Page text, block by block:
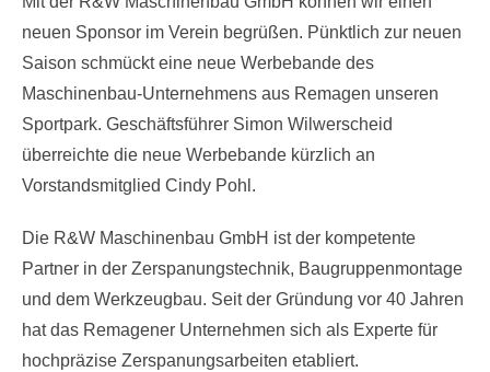
neuen Sponsor im Verein begrüßen. Pünktlich zur neuen
Saison schmückt eine neue Werbebande des
Maschinenbau-Unternehmens aus Remagen unseren
Sportpark. Geschäftsführer Simon Wilwerscheid
überreichte die neue Werbebande kürzlich an
Vorstandsmitglied Cindy Pohl.
Die R&W Maschinenbau GmbH ist der kompetente
Partner in der Zerspanungstechnik, Baugruppenmontage
und dem Werkzeugbau. Seit der Gründung vor 40 Jahren
hat das Remagener Unternehmen sich als Experte für
hochpräzise Zerspanungsarbeiten etabliert.